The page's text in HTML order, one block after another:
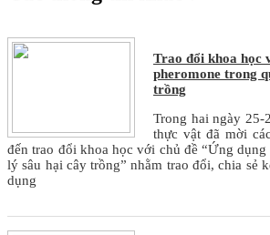
Trao đổi khoa học
pheromone trong
trồng
Trong hai ngày 25-
thực vật đã mời
đến trao đổi khoa học với chủ đề “Ứng dụng
lý sâu hại cây trồng” nhằm trao đổi, chia sẻ
dụng